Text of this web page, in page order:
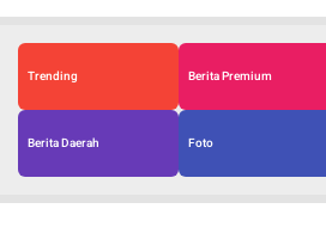
Trending Berita Premium
Berita Daerah Foto